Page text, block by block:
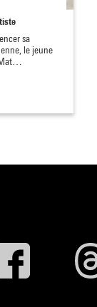
sa
le jeune